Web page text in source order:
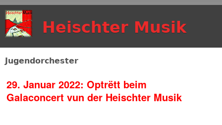
Heischter Musik
Jugendorchester
29. Januar 2022: Optrëtt beim
Galaconcert vun der Heischter Musik